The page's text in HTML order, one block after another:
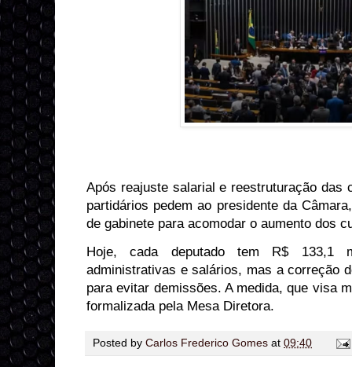
Após reajuste salarial e reestruturação das
partidários pedem ao presidente da
de gabinete para acomodar o aumento dos
Hoje, cada deputado tem R$ 133,1
administrativas e salários, mas a correção
para evitar demissões. A medida, que visa
formalizada pela Mesa Diretora.
Posted by Carlos Frederico Gomes at 09:40